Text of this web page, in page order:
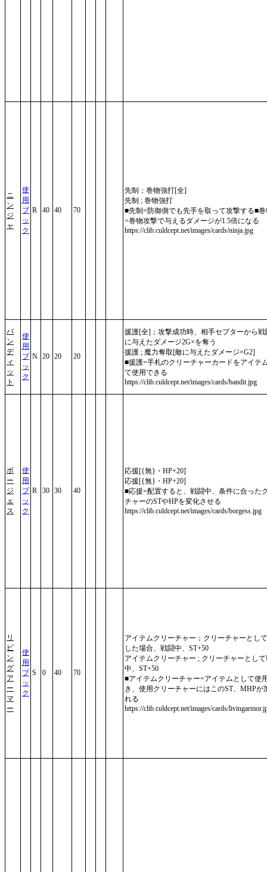
ニ
ン
ジ
ャ
使
用
ブ
ッ
ク
R 40 40 70
先制；巻物強打[全]
先制 ; 巻物強打
■先制=防御側でも先手を取って攻撃する■
=巻物攻撃で与えるダメージが1.5倍になる
https://clib.culdcept.net/images/cards/ninja.jpg
バ
ン
デ
ィ
ッ
ト
使
用
ブ
ッ
ク
N 20 20 20
援護[全]；攻撃成功時、相手セプターから戦
に与えたダメージ2G×を奪う
援護 ; 魔力奪取[敵に与えたダメージ×G2]
■援護=手札のクリーチャーカードをアイテ
て使用できる
https://clib.culdcept.net/images/cards/bandit.jpg
ボ
ー
ジ
ェ
ス
使
用
ブ
ッ
ク
R 30 30 40
応援[{無}・HP+20]
応援[{無}・HP+20]
■応援=配置すると、戦闘中、条件に合った
チャーのSTやHPを変化させる
https://clib.culdcept.net/images/cards/borgess.jpg
リ
ビ
ン
グ
ア
ー
マ
ー
使
用
ブ
ッ
ク
S 0 40 70
アイテムクリーチャー；クリーチャーとし
した場合、戦闘中、ST+50
アイテムクリーチャー ; クリーチャーとし
中、ST+50
■アイテムクリーチャー=アイテムとして使
き、使用クリーチャーにはこのST、MHPが
れる
https://clib.culdcept.net/images/cards/